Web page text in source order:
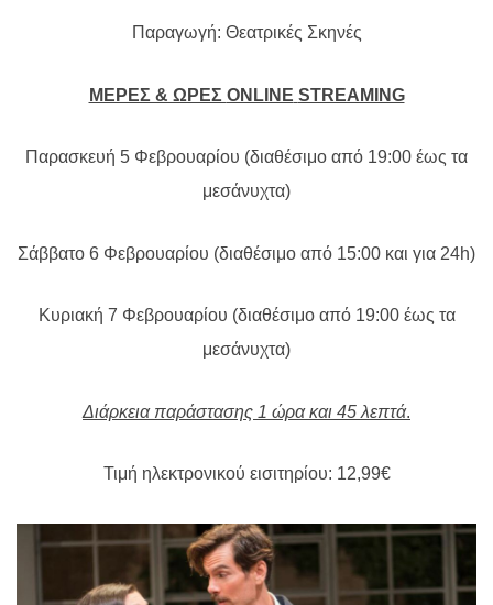
Παραγωγή: Θεατρικές Σκηνές
ΜΕΡΕΣ & ΩΡΕΣ ONLINE STREAMING
Παρασκευή 5 Φεβρουαρίου (διαθέσιμο από 19:00 έως τα
μεσάνυχτα)
Σάββατο 6 Φεβρουαρίου (διαθέσιμο από 15:00 και για 24h)
Κυριακή 7 Φεβρουαρίου (διαθέσιμο από 19:00 έως τα
μεσάνυχτα)
Διάρκεια παράστασης 1 ώρα και 45 λεπτά.
Τιμή ηλεκτρονικού εισιτηρίου: 12,99€